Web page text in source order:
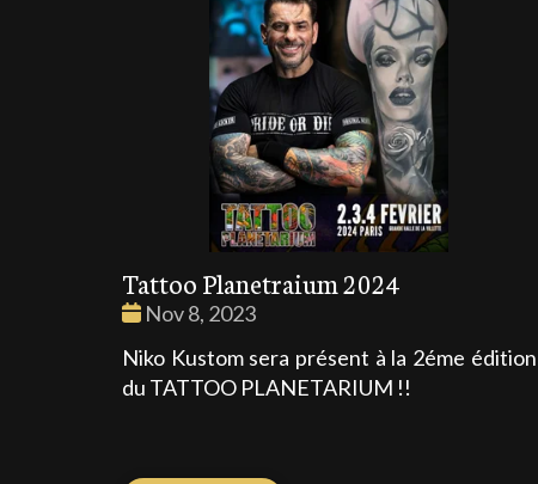
Tattoo Planetraium 2024
Date
Nov 8, 2023
Niko Kustom sera présent à la 2éme édition
du TATTOO PLANETARIUM !!